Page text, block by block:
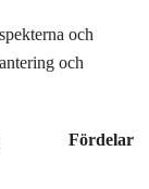
och
och
Fördelar